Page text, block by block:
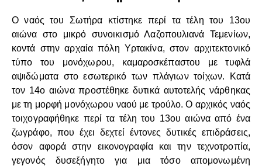
Ο ναός του Σωτήρα κτίστηκε περί τα τέλη του 13ου
αιώνα στο μικρό συνοικισμό Λαζοπουλιανά Τεμενίων,
κοντά στην αρχαία πόλη Υρτακίνα, στον αρχιτεκτονικό
τύπο του μονόχωρου, καμαροσκέπαστου με τυφλά
αψιδώματα στο εσωτερικό των πλάγιων τοίχων. Κατά
τον 14ο αιώνα προστέθηκε δυτικά αυτοτελής νάρθηκας
με τη μορφή μονόχωρου ναού με τρούλο. Ο αρχικός ναός
τοιχογραφήθηκε περί τα τέλη του 13ου αιώνα από ένα
ζωγράφο, που έχει δεχτεί έντονες δυτικές επιδράσεις,
όσον αφορά στην εικονογραφία και την τεχνοτροπία,
γεγονός δυσεξήγητο για μια τόσο απομονωμένη